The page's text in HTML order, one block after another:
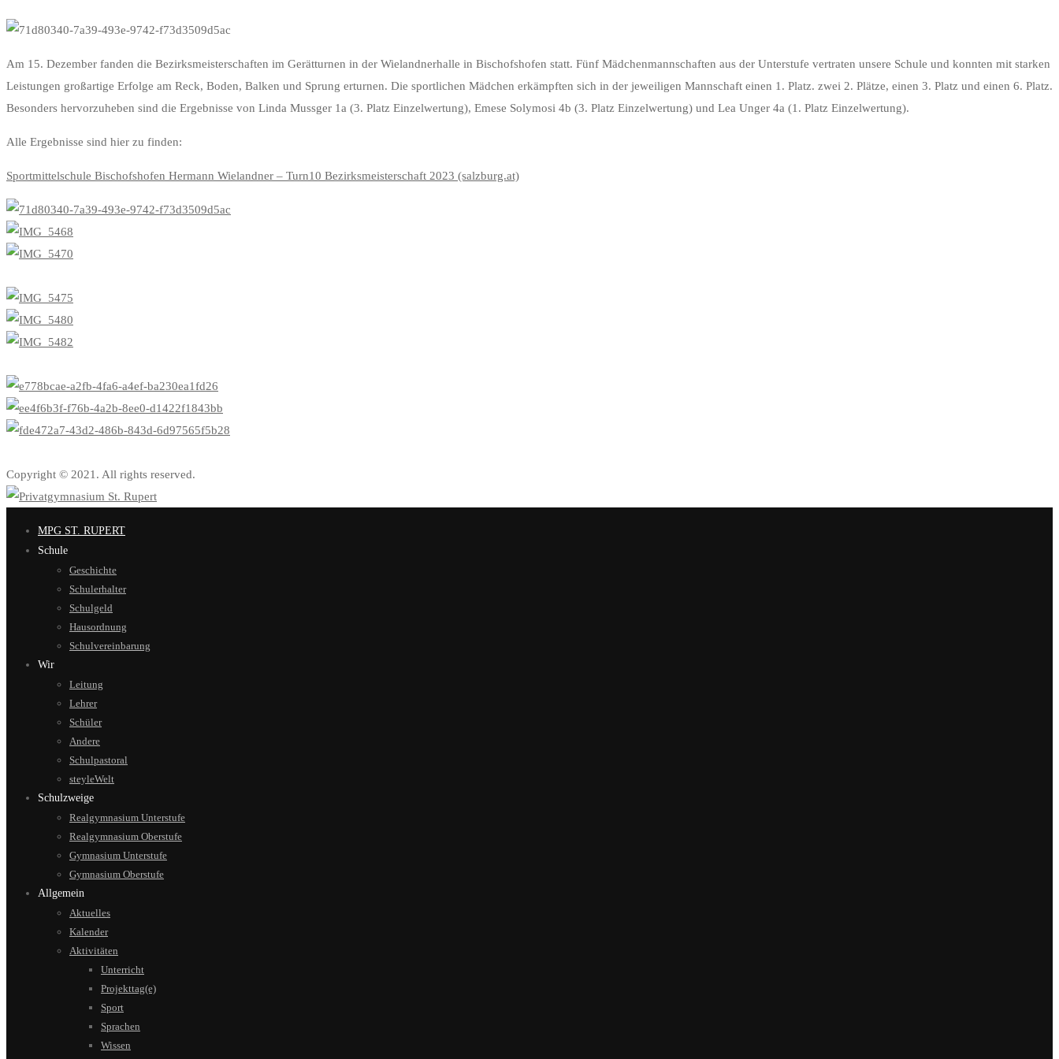
Bezirksmeisterschaft
Turn
10
Am 15. Dezember fanden die Bezirksmeisterschaften im Gerätturnen in der Wielandnerhalle in Bischofshofen statt. Fünf Mädchenmannschaften aus der Unterstufe vertraten unsere Schule und konnten mit starken
Leistungen großartige Erfolge am Reck, Boden, Balken und Sprung erturnen. Die sportlichen Mädchen erkämpften sich in der jeweiligen Mannschaft einen 1. Platz. zwei 2. Plätze, einen 3. Platz und einen 6. Platz.
Besonders hervorzuheben sind die Ergebnisse von Linda Mussger 1a (3. Platz Einzelwertung), Emese Solymosi 4b (3. Platz Einzelwertung) und Lea Unger 4a (1. Platz Einzelwertung).
Alle Ergebnisse sind hier zu finden:
Sportmittelschule Bischofshofen Hermann Wielandner – Turn10 Bezirksmeisterschaft 2023 (salzburg.at)
Copyright © 2021. All rights reserved.
MPG ST. RUPERT
Schule
Geschichte
Schulerhalter
Schulgeld
Hausordnung
Schulvereinbarung
Wir
Leitung
Lehrer
Schüler
Andere
Schulpastoral
steyleWelt
Schulzweige
Realgymnasium Unterstufe
Realgymnasium Oberstufe
Gymnasium Unterstufe
Gymnasium Oberstufe
Allgemein
Aktuelles
Kalender
Aktivitäten
Unterricht
Projekttag(e)
Sport
Sprachen
Wissen